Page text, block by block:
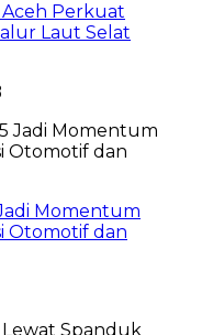
Aceh Perkuat
Laut Selat
Momentum
Otomotif dan